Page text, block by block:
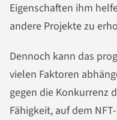
Eigenschaften ihm
andere Projekte zu
Dennoch kann das
vielen Faktoren
gegen die Konkurrenz
Fähigkeit, auf dem